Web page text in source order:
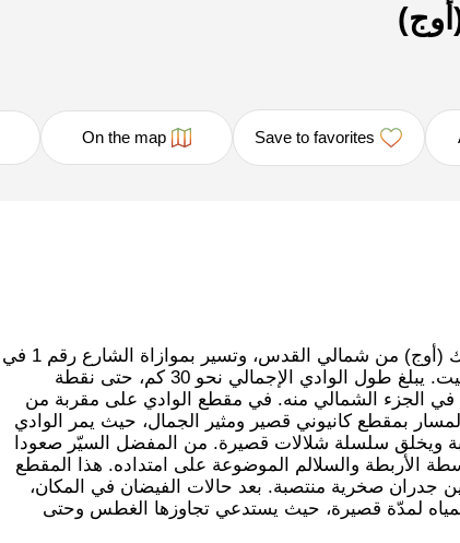
Save to favorites
On the map
تبدأ قنوات وادي مكلك (أوج) من شمالي القدس، وتسير بموازاة الشارع رقم 1 في
طريقها إلى البحر الميت. يبلغ طول الوادي الإجمالي نحو 30 كم، حتى نقطة
في الجزء الشمالي منه. في مقطع الوادي على مقربة من
بمقطع كانيوني قصير ومثير الجمال، حيث يمر الوادي
ويخلق سلسلة شلالات قصيرة. من المفضل السيّر صعودا
الأربطة والسلالم الموضوعة على امتداده. هذا المقطع
جدران صخرية منتصبة. بعد حالات الفيضان في المكان،
لمدّة قصيرة، حيث يستدعي تجاوزها الغطس وحتى